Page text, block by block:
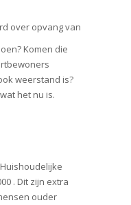
over opvang van
Komen die
weerstand is?
het nu is.
. Dit zijn extra
ouder